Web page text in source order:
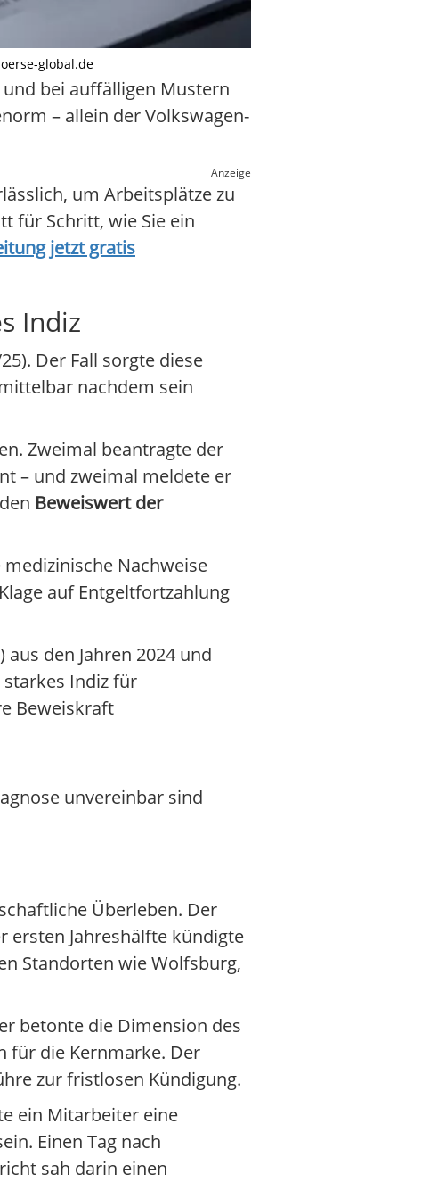
global.de
bei auffälligen Mustern
– allein der Volkswagen-
Anzeige
um Arbeitsplätze zu
für Schritt, wie Sie ein
jetzt gratis
Indiz
Der Fall sorgte diese
nachdem sein
Zweimal beantragte der
– und zweimal meldete er
Beweiswert der
Nachweise
auf Entgeltfortzahlung
aus den Jahren 2024 und
Indiz für
Beweiskraft
unvereinbar sind
Überleben. Der
ersten Jahreshälfte kündigte
Standorten wie Wolfsburg,
betonte die Dimension des
für die Kernmarke. Der
zur fristlosen Kündigung.
ein Mitarbeiter eine
Einen Tag nach
sah darin einen